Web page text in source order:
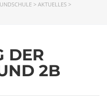
> AKTUELLES >
DER
2B